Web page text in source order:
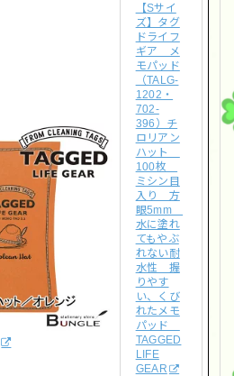
【Sサイ
ズ】タグ
ドライフ
ギア メ
モパッド
（TALG-
1202・
702-
396）チ
ロリアン
ハット
100枚
ミシン目
入り 方
眼5mm
水に塗れ
てもやぶ
れない耐
水性 握
りやす
い、くび
れたメモ
パッド
TAGGED
LIFE
GEAR